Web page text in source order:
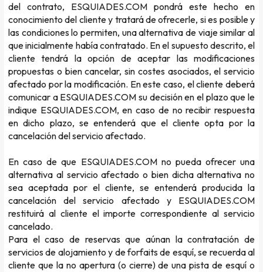
del contrato, ESQUIADES.COM pondrá este hecho en
conocimiento del cliente y tratará de ofrecerle, si es posible y
las condiciones lo permiten, una alternativa de viaje similar al
que inicialmente había contratado. En el supuesto descrito, el
cliente tendrá la opción de aceptar las modificaciones
propuestas o bien cancelar, sin costes asociados, el servicio
afectado por la modificación. En este caso, el cliente deberá
comunicar a ESQUIADES.COM su decisión en el plazo que le
indique ESQUIADES.COM, en caso de no recibir respuesta
en dicho plazo, se entenderá que el cliente opta por la
cancelación del servicio afectado.
En caso de que ESQUIADES.COM no pueda ofrecer una
alternativa al servicio afectado o bien dicha alternativa no
sea aceptada por el cliente, se entenderá producida la
cancelación del servicio afectado y ESQUIADES.COM
restituirá al cliente el importe correspondiente al servicio
cancelado.
Para el caso de reservas que aúnan la contratación de
servicios de alojamiento y de forfaits de esquí, se recuerda al
cliente que la no apertura (o cierre) de una pista de esquí o